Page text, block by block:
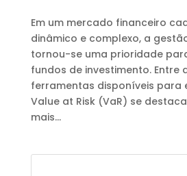
Em um mercado financeiro
dinâmico e complexo, a
tornou-se uma prioridade
fundos de investimento. Entre
ferramentas disponíveis para
Value at Risk (VaR) se
mais...